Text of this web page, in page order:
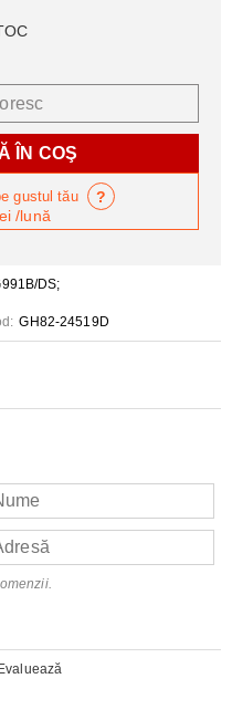
DS;
GH82-24519D
Evaluează
/lună
gustul tău ?